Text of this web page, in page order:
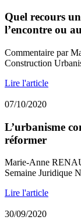
Quel recours
l’encontre ou
Commentaire par
Construction
Lire l'article
07/10/2020
L’urbanisme
réformer
Marie-Anne
Semaine Juridique
Lire l'article
30/09/2020